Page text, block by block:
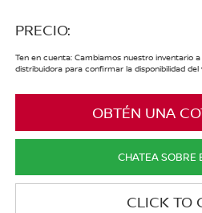
PRECIO:
Ten en cuenta: Cambiamos nuestro inventario
distribuidora para confirmar la disponibilidad del
OBTÉN UNA
CHATEA SOBRE
CLICK TO